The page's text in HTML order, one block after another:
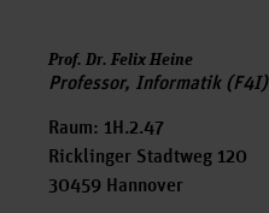
Prof. Dr. Felix Heine
Professor, Informatik (F4I)
Raum: 1H.2.47
Ricklinger Stadtweg 120
30459 Hannover